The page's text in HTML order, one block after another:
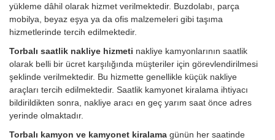
yükleme dâhil olarak hizmet verilmektedir. Buzdolabı, parça
mobilya, beyaz eşya ya da ofis malzemeleri gibi taşıma
hizmetlerinde tercih edilmektedir.
Torbalı saatlik nakliye hizmeti nakliye kamyonlarının saatlik
olarak belli bir ücret karşılığında müşteriler için görevlendirilmesi
şeklinde verilmektedir. Bu hizmette genellikle küçük nakliye
araçları tercih edilmektedir. Saatlik kamyonet kiralama ihtiyacı
bildirildikten sonra, nakliye aracı en geç yarım saat önce adres
yerinde olmaktadır.
Torbalı kamyon ve kamyonet kiralama günün her saatinde